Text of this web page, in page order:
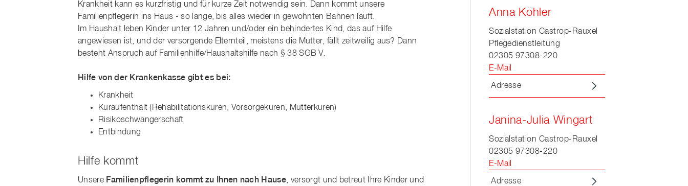
Krankheit kann es kurzfristig und für kurze Zeit notwendig sein. Dann kommt unsere
Familienpflegerin ins Haus - so lange, bis alles wieder in gewohnten Bahnen läuft.
Im Haushalt leben Kinder unter 12 Jahren und/oder ein behindertes Kind, das auf Hilfe
angewiesen ist, und der versorgende Elternteil, meistens die Mutter, fällt zeitweilig aus? Dann
besteht Anspruch auf Familienhilfe/Haushaltshilfe nach § 38 SGB V.
Hilfe von der Krankenkasse gibt es bei:
Krankheit
Kuraufenthalt (Rehabilitationskuren, Vorsorgekuren, Mütterkuren)
Risikoschwangerschaft
Entbindung
Hilfe kommt
Unsere Familienpflegerin kommt zu Ihnen nach Hause, versorgt und betreut Ihre Kinder und
Anna Köhler
Sozialstation Castrop-Rauxel
Pflegedienstleitung
02305 97308-220
E-Mail
Adresse
Janina-Julia Wingart
Sozialstation Castrop-Rauxel
02305 97308-220
E-Mail
Adresse